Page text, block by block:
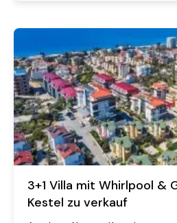
3+1 Villa mit Whirlpool &
Kestel zu verkauf